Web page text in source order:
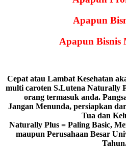
Apapun
Apapun Bisnis
Cepat atau Lambat Kesehatan
multi caroten S.Lutena Naturally
orang termasuk anda.
Jangan Menunda, persiapkan
Tua dan
Naturally Plus = Paling Basic,
maupun Perusahaan Besar